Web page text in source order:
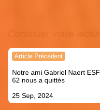
Navigation
l’article
Article Précédent
Notre ami Gabriel Naert ESF
62 nous a quittés
25 Sep, 2024